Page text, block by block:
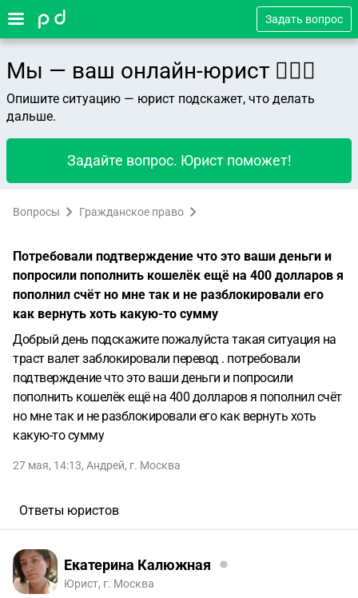
Задать вопрос
Мы — ваш онлайн-юрист 👨🏻‍⚖️
Опишите ситуацию — юрист подскажет, что делать
дальше.
Задайте вопрос. Юрист поможет!
Вопросы Гражданское право
Потребовали подтверждение что это ваши деньги и
попросили пополнить кошелёк ещё на 400 долларов я
пополнил счёт но мне так и не разблокировали его
как вернуть хоть какую-то сумму
Добрый день подскажите пожалуйста такая ситуация на
траст валет заблокировали перевод . потребовали
подтверждение что это ваши деньги и попросили
пополнить кошелёк ещё на 400 долларов я пополнил счёт
но мне так и не разблокировали его как вернуть хоть
какую-то сумму
27 мая, 14:13, Андрей, г. Москва
Ответы юристов
Екатерина Калюжная
Юрист, г. Москва